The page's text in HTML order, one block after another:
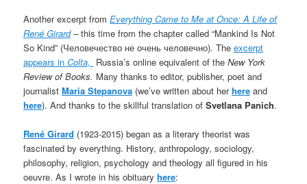
Another excerpt fromEverything Came to Me at Once: A Life of
René Girard–this time from the chapter called “Mankind Is Not
So Kind” (Человечество не очень человечно). Theexcerpt
appears inColta, Russia’s online equivalent of theNew York
Review of Books. Many thanks to editor, publisher, poet and
journalistMaria Stepanova (we’ve written about herhere and
here). And thanks to the skillful translation ofSvetlana Panich.
René Girard (1923-2015) began as a literary theorist was
fascinated by everything. History, anthropology, sociology,
philosophy, religion, psychology and theology all figured in his
oeuvre. As I wrote in his obituaryhere: